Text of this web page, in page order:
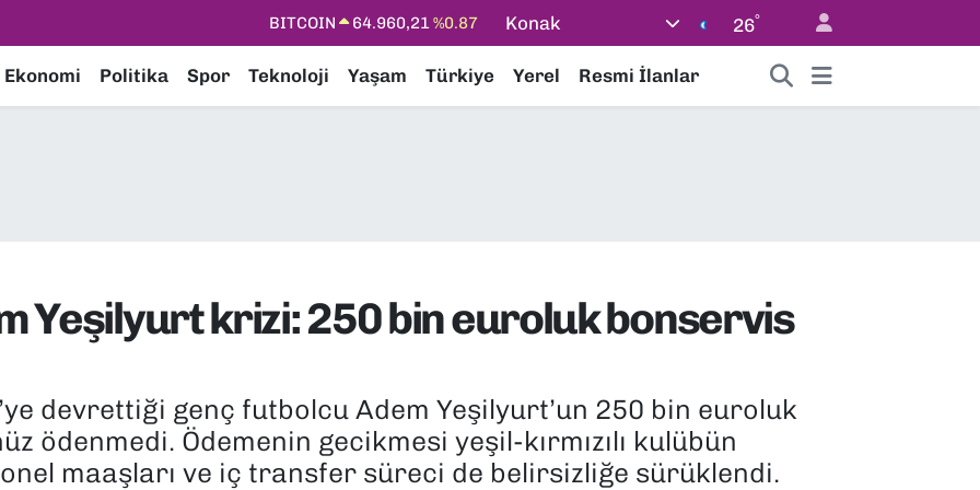
DOLAR 47,7436%0.18
STERLİN
64,4811%0.38
Konak 26°
Ekonomi Politika Spor Teknoloji Yaşam Türkiye Yerel Resmi İlanlar
Yeşilyurt krizi: 250 bin euroluk bonservis
devrettiği genç futbolcu Adem Yeşilyurt’un 250 bin euroluk
ödenmedi. Ödemenin gecikmesi yeşil-kırmızılı kulübün
maaşları ve iç transfer süreci de belirsizliğe sürüklendi.